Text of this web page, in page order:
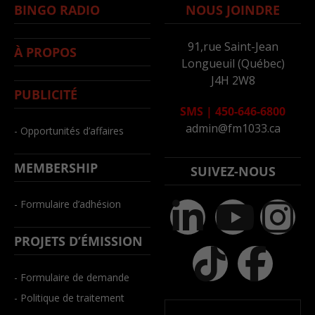
BINGO RADIO
À PROPOS
PUBLICITÉ
- Opportunités d’affaires
MEMBERSHIP
- Formulaire d’adhésion
PROJETS D’ÉMISSION
- Formulaire de demande
- Politique de traitement
NOUS JOINDRE
91,rue Saint-Jean
Longueuil (Québec)
J4H 2W8
SMS | 450-646-6800
admin@fm1033.ca
SUIVEZ-NOUS